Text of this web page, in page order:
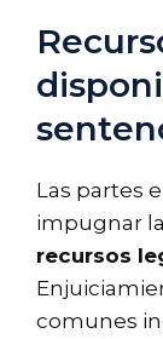
Las partes
impugnar
recursos
comunes